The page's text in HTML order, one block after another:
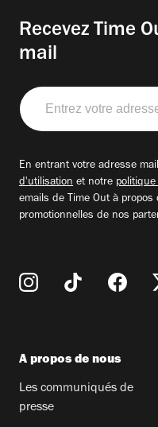
Recevez Time
mail
Entrez
votre
adresse
En entrant votre adresse
d'utilisation et notre
emails de Time Out à
promotionnelles de nos
A propos de nous
Les communiqués de
presse